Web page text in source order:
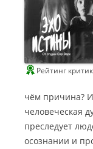
Рейтинг
чём причина?
человеческая
преследует
осознании и